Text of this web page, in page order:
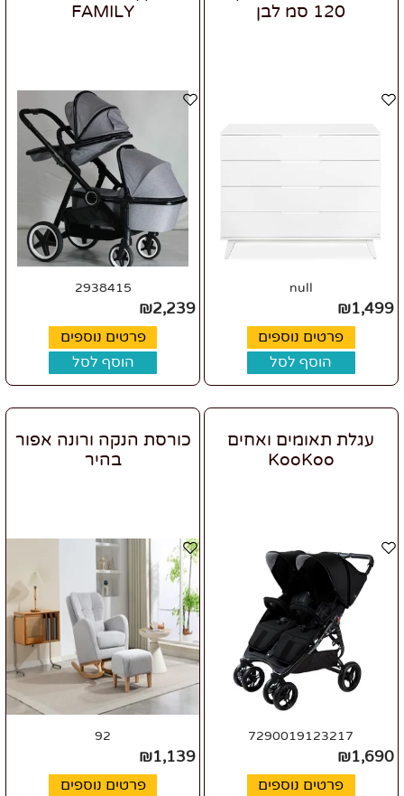
120 סמ לבן
null
₪1,499
פרטים נוספים
הוסף לסל
FAMILY
2938415
₪2,239
פרטים נוספים
הוסף לסל
עגלת תאומים ואחים
KooKoo
7290019123217
₪1,690
פרטים נוספים
כורסת הנקה ורונה אפור
בהיר
92
₪1,139
פרטים נוספים